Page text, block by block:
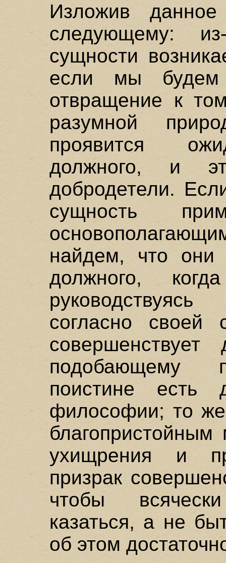
Изложив
следующему:
сущности
если мы
отвращение к
разумной
проявится
должного, и
добродетели.
сущность
найдем, что они
должного,
согласно
подобающему
поистине есть
философии; то
ухищрения и
призрак
чтобы
казаться, а не
об этом